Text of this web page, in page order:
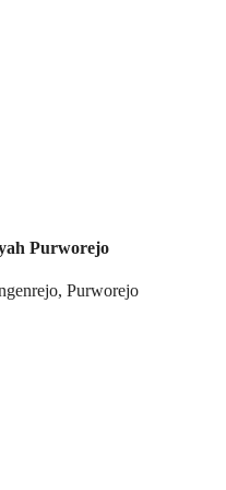
Purworejo
Purworejo